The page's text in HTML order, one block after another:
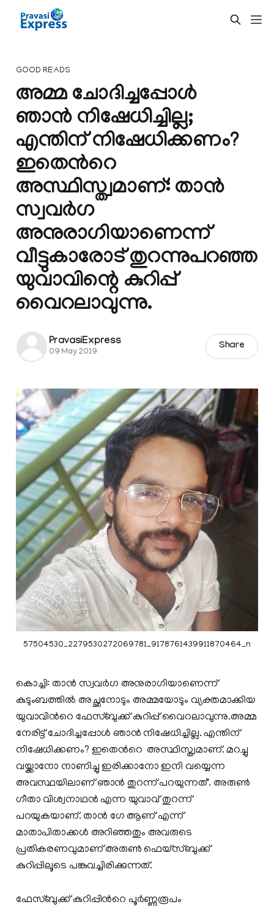
GOOD READS
അമ്മ ചോദിച്ചപ്പോള്‍
ഞാന്‍ നിഷേധിച്ചില്ല;
എന്തിന് നിഷേധിക്കണം?
ഇതെന്‍റെ
അസ്ഥിസ്ത്വമാണ്: താന്‍
സ്വവര്‍ഗ
അനുരാഗിയാണെന്ന്
വീട്ടുകാരോട് തുറന്നുപറഞ്ഞ
യുവാവിന്റെ കുറിപ്പ്
വൈറലാവുന്നു.
PravasiExpress
09 May 2019
Share
57504530_2279530272069781_9178761439911870464_n
കൊച്ചി: താന്‍ സ്വവര്‍ഗ അനുരാഗിയാണെന്ന്
കുടുംബത്തില്‍ അച്ഛനോടും അമ്മയോടും വ്യക്തമാക്കിയ
യുവാവിന്‍റെ ഫേസ്ബുക്ക് കുറിപ്പ് വൈറലാവുന്നു.അമ്മ
നേരിട്ട് ചോദിച്ചപ്പോള്‍ ഞാന്‍ നിഷേധിച്ചില്ല. എന്തിന്
നിഷേധിക്കണം? ഇതെന്‍റെ അസ്ഥിസ്ത്വമാണ്. മറച്ചു
വയ്ക്കാനോ നാണിച്ചു ഇരിക്കാനോ ഇനി വയ്യെന്ന
അവസ്ഥയിലാണ് ഞാന്‍ തുറന്ന് പറയുന്നത്'. അരുണ്‍
ഗീതാ വിശ്വനാഥന്‍ എന്ന യുവാവ് തുറന്ന്
പറയുകയാണ്. താന്‍ ഗേ ആണ് എന്ന്
മാതാപിതാക്കള്‍ അറിഞ്ഞതും അവരുടെ
പ്രതികരണവുമാണ് അരുണ്‍ ഫെയ്‌സ്ബുക്ക്
കുറിപ്പിലൂടെ പങ്കുവച്ചിരിക്കുന്നത്.
ഫേസ്ബുക്ക് കുറിപ്പിന്‍റെ പൂര്‍ണ്ണരൂപം